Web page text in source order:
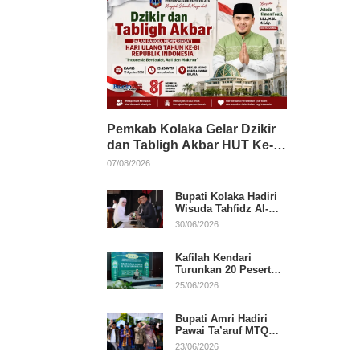
Pemkab Kolaka Gelar Dzikir
dan Tabligh Akbar HUT Ke-
81 RI, Hadirkan Dai Nasional
07/08/2026
Bupati Kolaka Hadiri
Wisuda Tahfidz Al-
Qur’an, Komitmen
30/06/2026
Kafilah Kendari
Turunkan 20 Peserta
pada Hari Pertama
25/06/2026
Bupati Amri Hadiri
Pawai Ta’aruf MTQ
XXXI Sultra, Beri
23/06/2026